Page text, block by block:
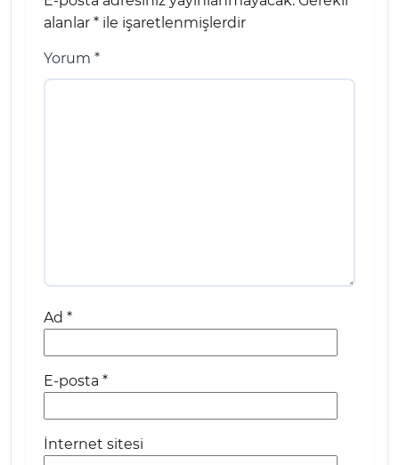
alanlar * ile işaretlenmişlerdir
Yorum *
Ad *
E-posta *
İnternet sitesi